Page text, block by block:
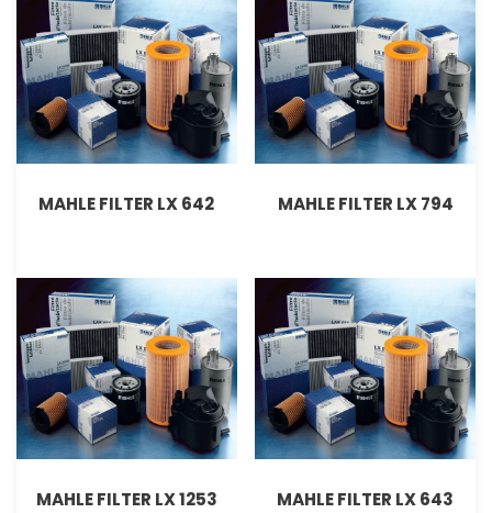
MAHLE FILTER LX 794
MAHLE FILTER LX 642
MAHLE FILTER LX 643
MAHLE FILTER LX 1253